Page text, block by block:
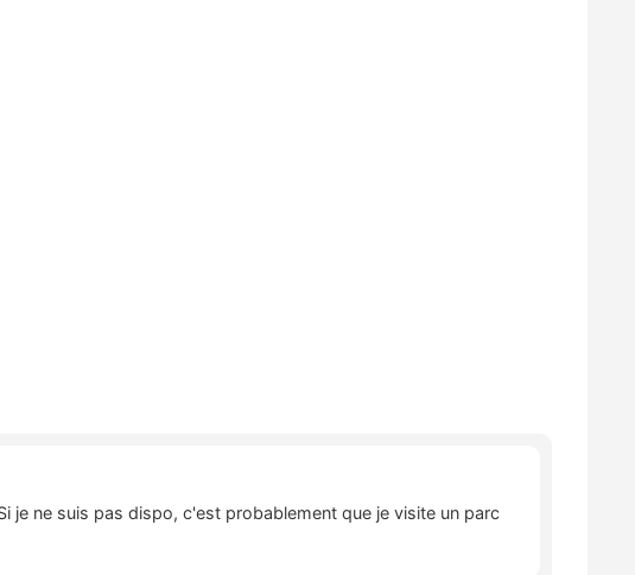
je ne suis pas dispo, c'est probablement que je visite un parc